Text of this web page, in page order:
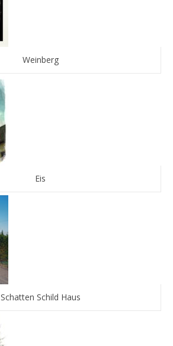
Weinberg
Eis
Schatten Schild Haus